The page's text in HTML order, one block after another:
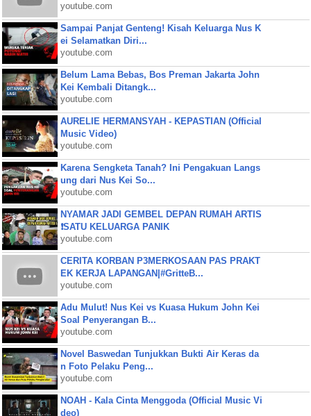
youtube.com
Sampai Panjat Genteng! Kisah Keluarga Nus K
ei Selamatkan Diri...
youtube.com
Belum Lama Bebas, Bos Preman Jakarta John
Kei Kembali Ditangk...
youtube.com
AURELIE HERMANSYAH - KEPASTIAN (Official
Music Video)
youtube.com
Karena Sengketa Tanah? Ini Pengakuan Langs
ung dari Nus Kei So...
youtube.com
NYAMAR JADI GEMBEL DEPAN RUMAH ARTIS
❗SATU KELUARGA PANIK
youtube.com
CERITA KORBAN P3MERKOSAAN PAS PRAKT
EK KERJA LAPANGAN|#GritteB...
youtube.com
Adu Mulut! Nus Kei vs Kuasa Hukum John Kei
Soal Penyerangan B...
youtube.com
Novel Baswedan Tunjukkan Bukti Air Keras da
n Foto Pelaku Peng...
youtube.com
NOAH - Kala Cinta Menggoda (Official Music Vi
deo)